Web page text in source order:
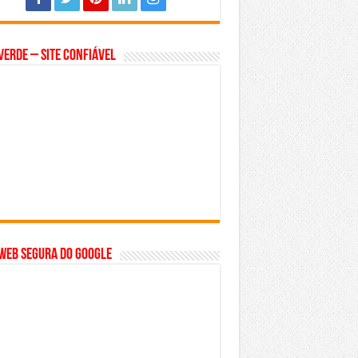
– Site Confiável
SEGURA do GOOGLE